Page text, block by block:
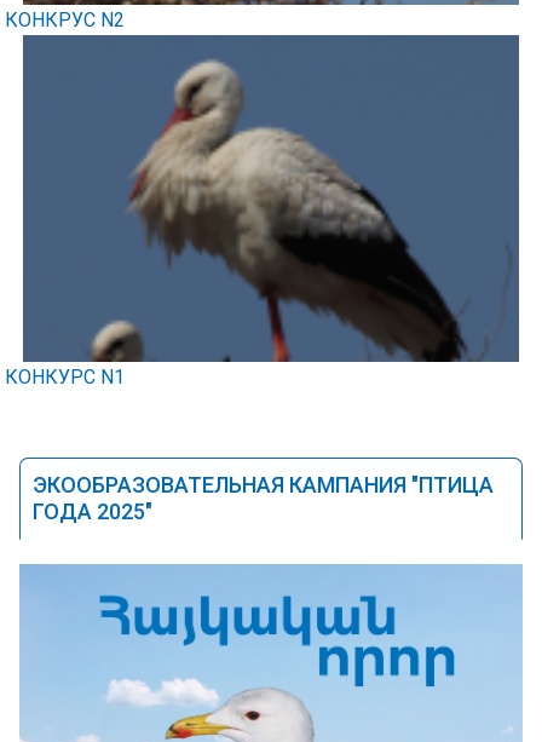
КОНКРУС N2
КОНКУРС N1
ЭКООБРАЗОВАТЕЛЬНАЯ КАМПАНИЯ "ПТИЦА
ГОДА 2025"